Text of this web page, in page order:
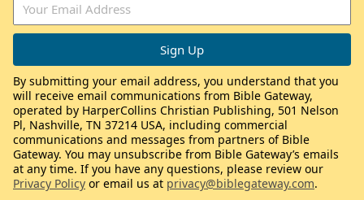
By submitting your email address, you understand that you
will receive email communications from Bible Gateway,
operated by HarperCollins Christian Publishing, 501 Nelson
Pl, Nashville, TN 37214 USA, including commercial
communications and messages from partners of Bible
Gateway. You may unsubscribe from Bible Gateway’s emails
at any time. If you have any questions, please review our
Privacy Policy or email us at privacy@biblegateway.com.